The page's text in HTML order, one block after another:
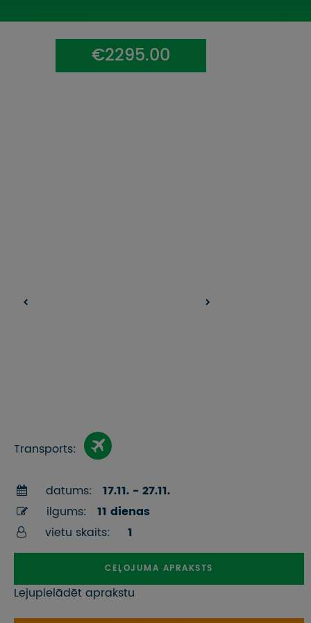
IMPRO KONKURSI€2295.00
Transports:
datums:
17.11. - 27.11.
ilgums:
11 dienas
vietu skaits:
1
CEĻOJUMA APRAKSTS
Lejupielādēt aprakstu